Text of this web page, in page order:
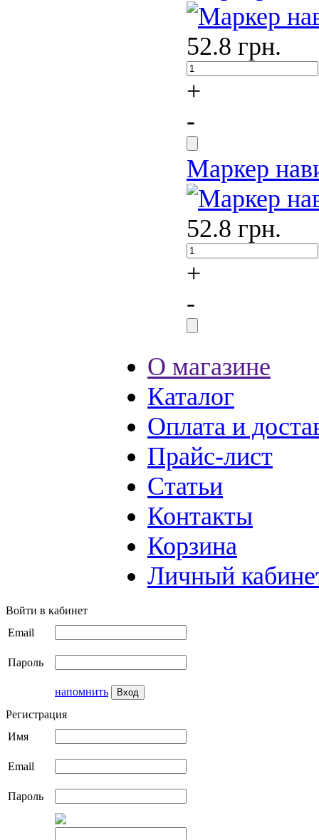
52.8 грн.
+
-
Маркер
52.8 грн.
+
-
О магазине
Каталог
Оплата и
Прайс-лист
Статьи
Контакты
Корзина
Личный
Войти в кабинет
Email
Пароль
напомнить
Регистрация
Имя
Email
Пароль